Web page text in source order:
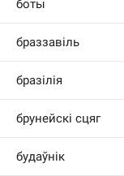
боты
браззавіль
бразілія
брунейскі сцяг
будаўнік